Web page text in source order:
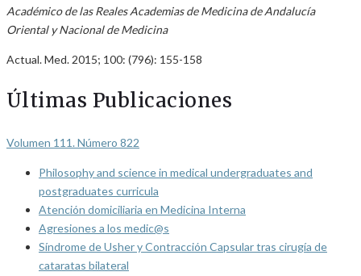
Académico de las Reales Academias de Medicina de Andalucía
Oriental y Nacional de Medicina
Actual. Med. 2015; 100: (796): 155-158
Últimas Publicaciones
Volumen 111. Número 822
Philosophy and science in medical undergraduates and
postgraduates curricula
Atención domiciliaria en Medicina Interna
Agresiones a los medic@s
Síndrome de Usher y Contracción Capsular tras cirugía de
cataratas bilateral